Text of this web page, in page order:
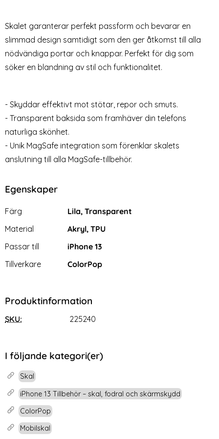
Matt Ljus Lila
rea pris
199 kr
Tillgänglighet:
Lagervara
Köp
17e/16e/14/13/13 Pro "Ez Fit" Glas.tR Skärmskydd
Skärmskydd
rea pris
259 kr
Tillgänglighet:
Spigen iPhone 17e/16e/14/13/13 Pro 2-
Spigen
Skalet garanterar perfekt passform och bevarar en
slimmad design samtidigt som den ger åtkomst till alla
nödvändiga portar och knappar. Perfekt för dig som
söker en blandning av stil och funktionalitet.
- Skyddar effektivt mot stötar, repor och smuts.
- Transparent baksida som framhäver din telefons
naturliga skönhet.
- Unik MagSafe integration som förenklar skalets
anslutning till alla MagSafe-tillbehör.
Egenskaper
Egenskaper/attribut för denna produkt
Attribut
Färg
Lila, Transparent
Material
Akryl, TPU
Passar till
iPhone 13
Tillverkare
ColorPop
Produktinformation
SKU: 225240
I följande kategori(er)
Skal
iPhone 13 Tillbehör – skal, fodral och skärmskydd
ColorPop
Mobilskal